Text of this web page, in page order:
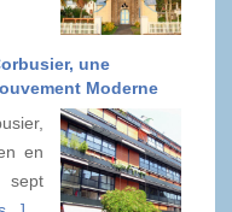
une
Moderne
en
sept